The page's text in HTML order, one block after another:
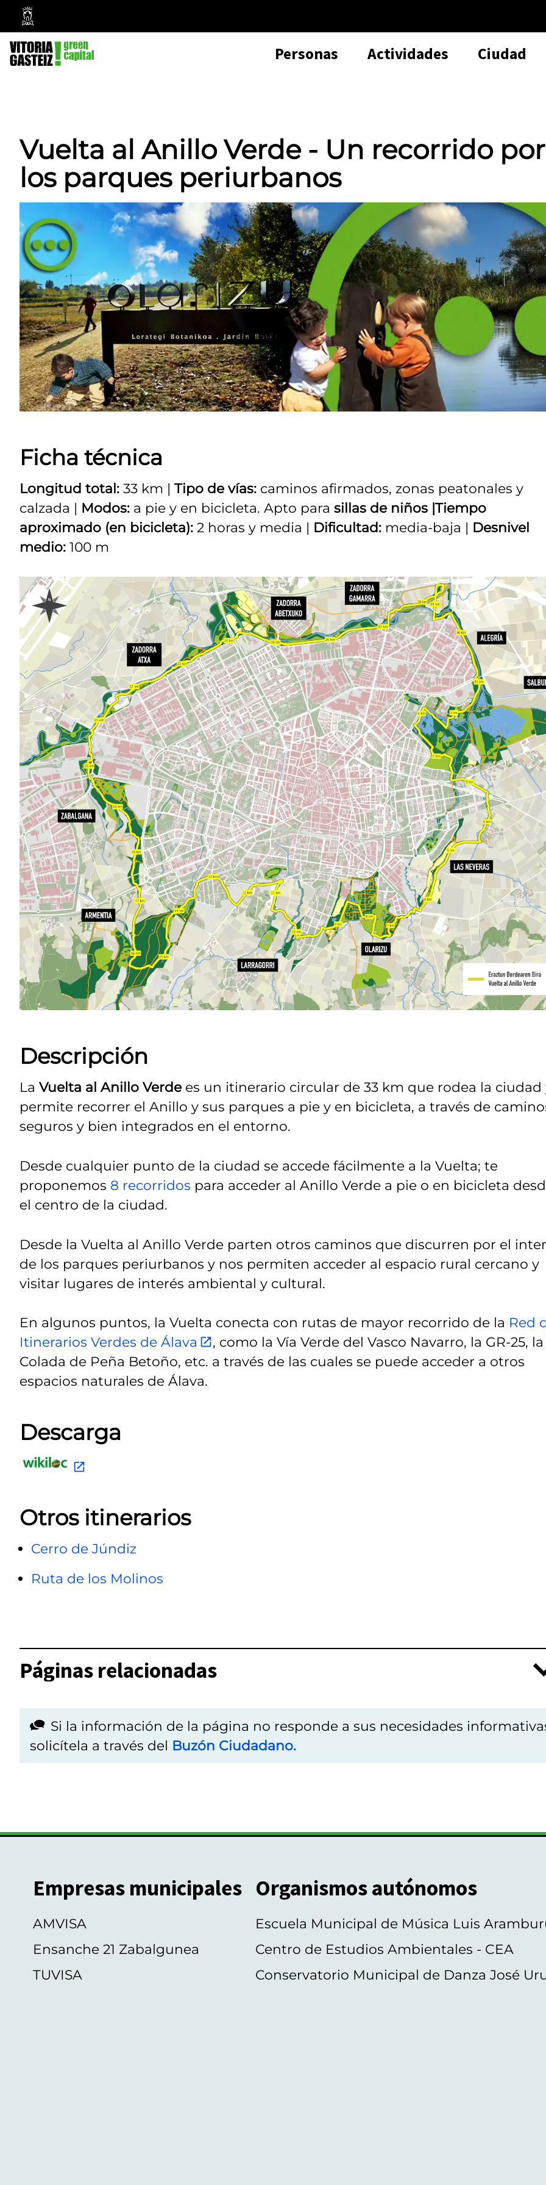
Ayuntamiento
Vitoria-
Gasteiz
Personas Actividades Ciudad
Vuelta al Anillo Verde - Un recorrido por
los parques periurbanos
Ficha técnica
Longitud total: 33 km | Tipo de vías: caminos afirmados, zonas peatonales y
calzada | Modos: a pie y en bicicleta. Apto para sillas de niños |Tiempo
aproximado (en bicicleta): 2 horas y media | Dificultad: media-baja | Desnivel
medio: 100 m
Descripción
La Vuelta al Anillo Verde es un itinerario circular de 33 km que rodea la ciudad
permite recorrer el Anillo y sus parques a pie y en bicicleta, a través de
seguros y bien integrados en el entorno.
Desde cualquier punto de la ciudad se accede fácilmente a la Vuelta; te
proponemos 8 recorridos para acceder al Anillo Verde a pie o en bicicleta
el centro de la ciudad.
Desde la Vuelta al Anillo Verde parten otros caminos que discurren por el
de los parques periurbanos y nos permiten acceder al espacio rural cercano y
visitar lugares de interés ambiental y cultural.
En algunos puntos, la Vuelta conecta con rutas de mayor recorrido de la Red
Itinerarios Verdes de Álava
, como la Vía Verde del Vasco Navarro, la GR-25, la
Colada de Peña Betoño, etc. a través de las cuales se puede acceder a otros
espacios naturales de Álava.
Descarga
Otros itinerarios
Cerro de Júndiz
Ruta de los Molinos
Páginas relacionadas
Si la información de la página no responde a sus necesidades
solicítela a través del Buzón Ciudadano.
Empresas municipales
AMVISA
Ensanche 21 Zabalgunea
TUVISA
Organismos autónomos
Escuela Municipal de Música Luis
Centro de Estudios Ambientales - CEA
Conservatorio Municipal de Danza José